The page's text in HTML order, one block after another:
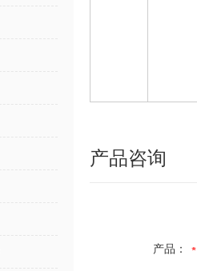
产品咨询
产品：